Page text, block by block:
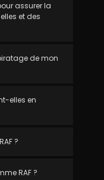
assurer la
et des
de mon
elles en
?
RAF ?